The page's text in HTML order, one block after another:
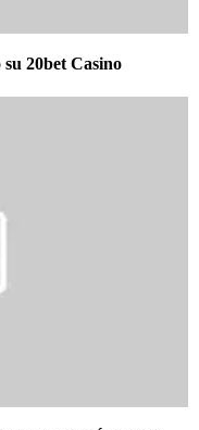
20bet Casino